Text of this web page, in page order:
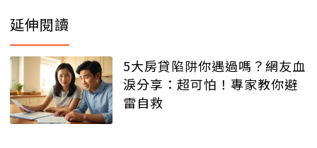
延伸閱讀
5大房貸陷阱你遇過嗎？網友血
淚分享：超可怕！專家教你避
雷自救